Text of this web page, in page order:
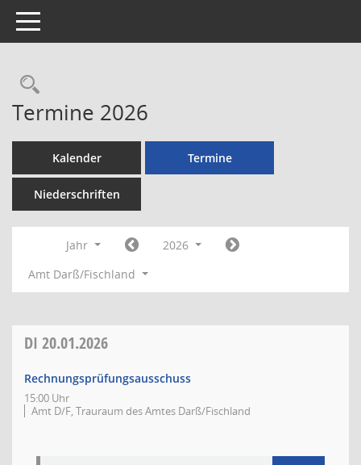
Toggle navigation
Rechercheauswahl
Termine 2026
Kalender Termine
Niederschriften
Jahr
2026
Amt Darß/Fischland
DI 20.01.2026
Rechnungsprüfungsausschuss
15:00 Uhr
Amt D/F, Trauraum des Amtes Darß/Fischland